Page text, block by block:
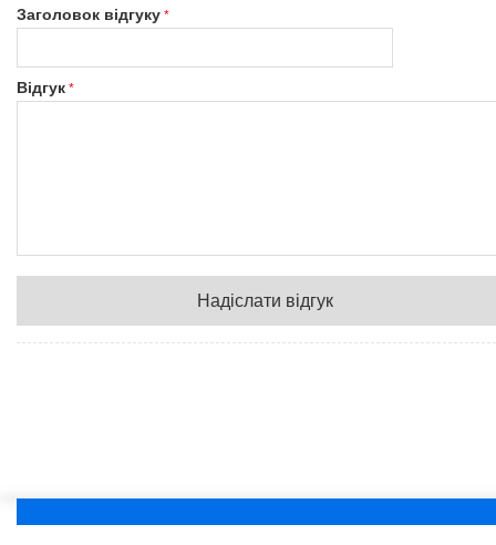
Заголовок відгуку
Відгук
Надіслати відгук